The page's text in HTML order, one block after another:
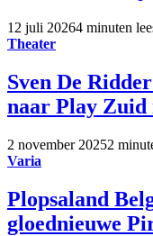
12 juli 20264 minuten
Theater
Sven De
naar Play Zuid
2 november 20252
Varia
Plopsaland
gloednieuwe